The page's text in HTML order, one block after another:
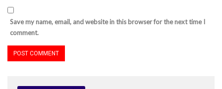
Save my name, email, and website in this browser for the next time I
comment.